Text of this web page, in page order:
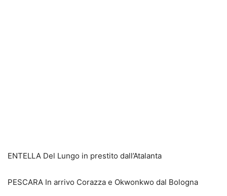
ENTELLA Del Lungo in prestito dall’Atalanta
PESCARA In arrivo Corazza e Okwonkwo dal Bologna